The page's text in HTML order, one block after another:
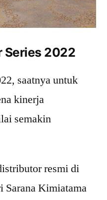
Series 2022
saatnya untuk
kinerja
semakin
resmi di
Sarana Kimiatama